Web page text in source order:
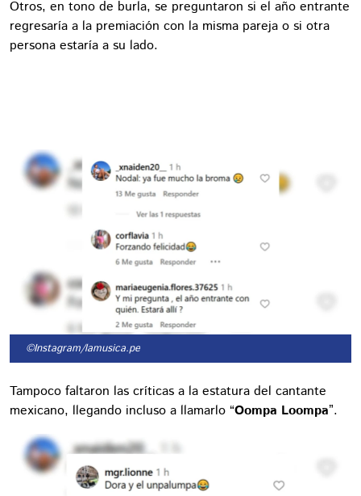
Otros, en tono de burla, se preguntaron si el año entrante
regresaría a la premiación con la misma pareja o si otra
persona estaría a su lado.
©Instagram/lamusica.pe
Tampoco faltaron las críticas a la estatura del cantante
mexicano, llegando incluso a llamarlo “Oompa Loompa”.